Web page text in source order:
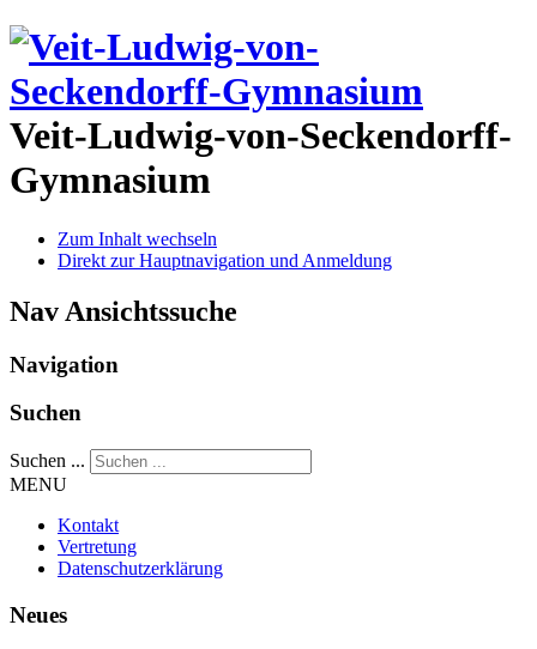
Veit-Ludwig-von-Seckendorff-
Gymnasium
Zum Inhalt wechseln
Direkt zur Hauptnavigation und Anmeldung
Nav Ansichtssuche
Navigation
Suchen
Suchen ...
MENU
Kontakt
Vertretung
Datenschutzerklärung
Neues